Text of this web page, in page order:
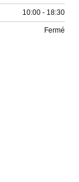
10:00 - 18:30
Fermé